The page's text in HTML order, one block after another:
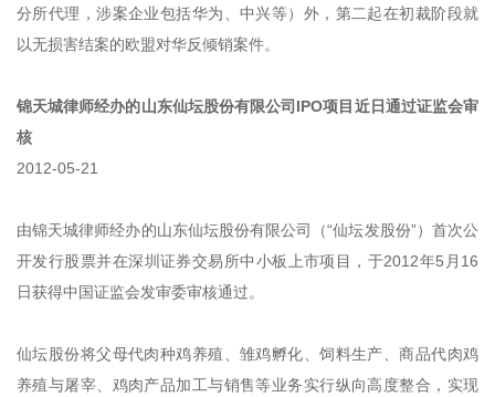
分所代理，涉案企业包括华为、中兴等）外，第二起在初裁阶段就
以无损害结案的欧盟对华反倾销案件。
锦天城律师经办的山东仙坛股份有限公司IPO项目近日通过证监会审
核
2012-05-21
由锦天城律师经办的山东仙坛股份有限公司（“仙坛发股份”）首次公
开发行股票并在深圳证券交易所中小板上市项目，于2012年5月16
日获得中国证监会发审委审核通过。
仙坛股份将父母代肉种鸡养殖、雏鸡孵化、饲料生产、商品代肉鸡
养殖与屠宰、鸡肉产品加工与销售等业务实行纵向高度整合，实现